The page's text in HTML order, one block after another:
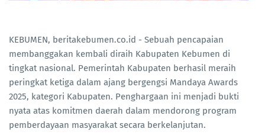
KEBUMEN, beritakebumen.co.id - Sebuah pencapaian
membanggakan kembali diraih Kabupaten Kebumen di
tingkat nasional. Pemerintah Kabupaten berhasil meraih
peringkat ketiga dalam ajang bergengsi Mandaya Awards
2025, kategori Kabupaten. Penghargaan ini menjadi bukti
nyata atas komitmen daerah dalam mendorong program
pemberdayaan masyarakat secara berkelanjutan.